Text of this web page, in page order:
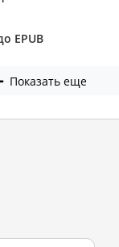
EPUB
Показать еще